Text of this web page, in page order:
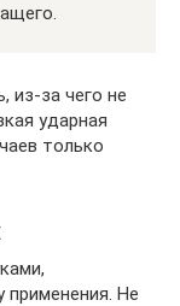
из-за чего не
ударная
только
применения. Не